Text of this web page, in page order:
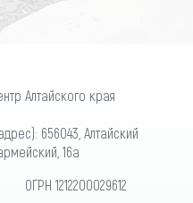
Алтайского края
656043, Алтайский
16а
ОГРН 1212200029612